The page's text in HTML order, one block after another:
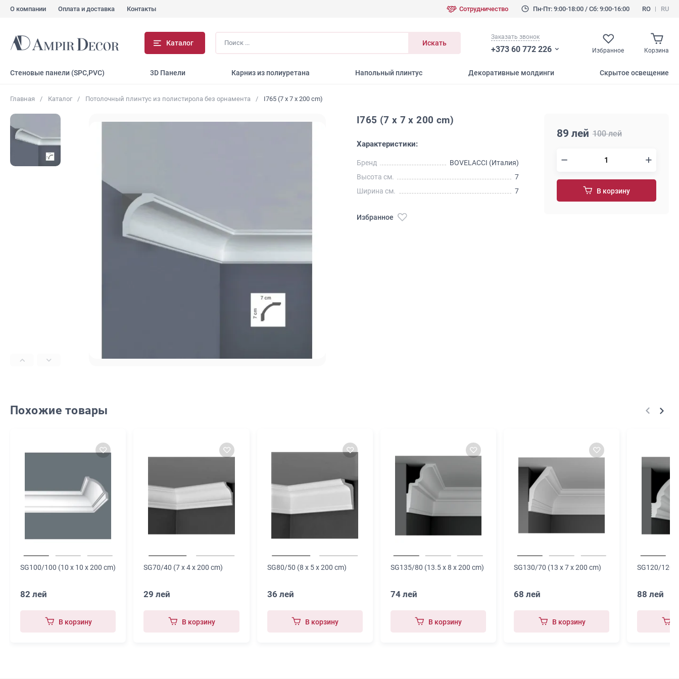
О компании Оплата и доставка Контакты Сотрудничество Пн-Пт: 9:00-18:00 / Сб: 9:00-16:00 RO RU
Каталог Искать
Заказать звонок
+373 60 772 226 Избранное Корзина
Стеновые панели (SPC,PVC) 3D Панели Карниз из полиуретана Напольный плинтус Декоративные молдинги Скрытое освещение
Главная Каталог Потолочный плинтус из полистирола без орнамента I765 (7 x 7 x 200 cm)
I765 (7 x 7 x 200 cm)
Характеристики:
Бренд
BOVELACCI (Италия)
Высота см.
7
Ширина см.
7
Избранное
89 лей 100 лей
В корзину
Похожие товары
SG100/100 (10 x 10 x 200 cm)
82 лей
В корзину
SG70/40 (7 x 4 x 200 cm)
29 лей
В корзину
SG80/50 (8 x 5 x 200 cm)
36 лей
В корзину
SG135/80 (13.5 x 8 x 200 cm)
74 лей
В корзину
SG130/70 (13 x 7 x 200 cm)
68 лей
В корзину
SG120/120
88 лей